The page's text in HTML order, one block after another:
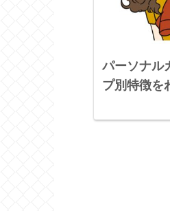
パーソナル
プ別特徴を